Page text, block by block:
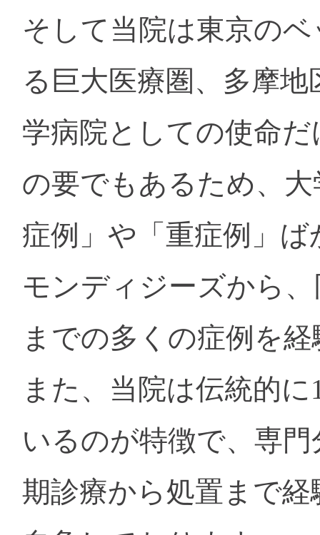
そして当院は東京の
る巨大医療圏、多摩
学病院としての使命
の要でもあるため、
症例」や「重症例」
モンディジーズから
までの多くの症例を
また、当院は伝統的
いるのが特徴で、専
期診療から処置まで